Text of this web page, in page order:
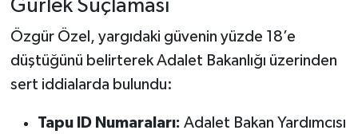
Gürlek Suçlaması
Özgür Özel, yargıdaki güvenin yüzde 18’e
düştüğünü belirterek Adalet Bakanlığı üzerinden
sert iddialarda bulundu:
Tapu ID Numaraları: Adalet Bakan Yardımcısı